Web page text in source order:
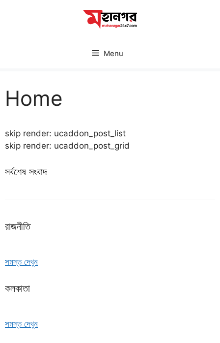
Menu
Home
skip render: ucaddon_post_list
skip render: ucaddon_post_grid
সর্বশেষ সংবাদ
রাজনীতি
সমস্ত দেখুন
কলকাতা
সমস্ত দেখুন